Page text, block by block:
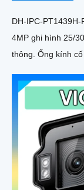
DH-IPC-
4MP ghi hình 25/
thông. Ống kính